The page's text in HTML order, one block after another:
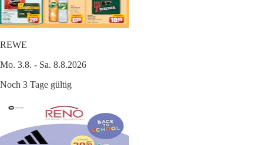
REWE
Mo. 3.8. - Sa. 8.8.2026
Noch 3 Tage gültig